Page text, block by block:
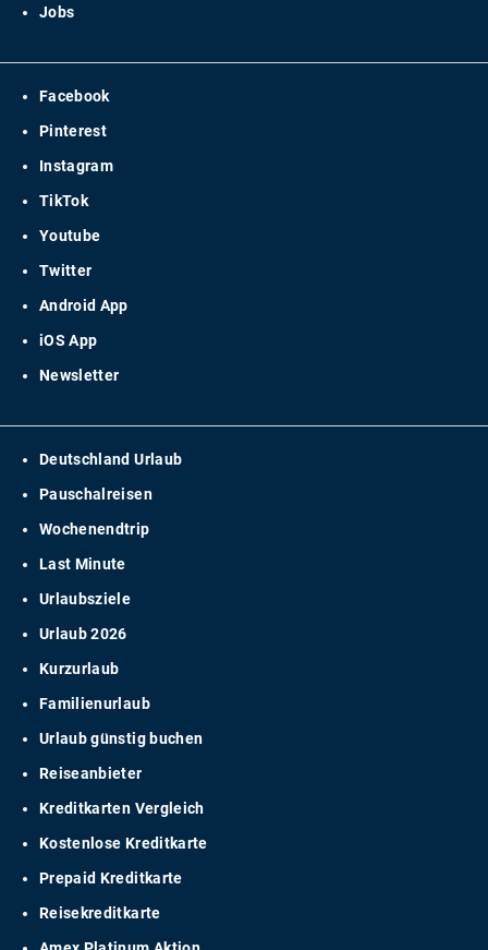
Jobs
Facebook
Pinterest
Instagram
TikTok
Youtube
Twitter
Android App
iOS App
Newsletter
Deutschland Urlaub
Pauschalreisen
Wochenendtrip
Last Minute
Urlaubsziele
Urlaub 2026
Kurzurlaub
Familienurlaub
Urlaub günstig buchen
Reiseanbieter
Kreditkarten Vergleich
Kostenlose Kreditkarte
Prepaid Kreditkarte
Reisekreditkarte